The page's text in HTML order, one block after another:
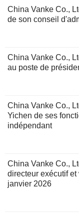
China Vanke Co.,
de son conseil
China Vanke Co.,
au poste de
China Vanke Co.,
Yichen de ses
indépendant
China Vanke Co.,
directeur exécutif
janvier 2026